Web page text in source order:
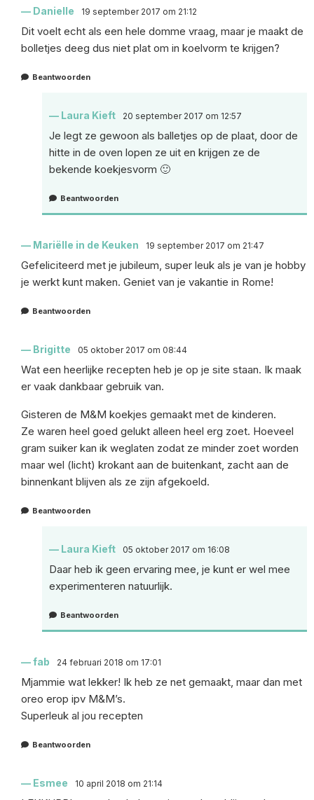
Danielle 19 september 2017 om 21:12
Dit voelt echt als een hele domme vraag, maar je maakt de
bolletjes deeg dus niet plat om in koelvorm te krijgen?
Beantwoorden
Laura Kieft 20 september 2017 om 12:57
Je legt ze gewoon als balletjes op de plaat, door de
hitte in de oven lopen ze uit en krijgen ze de
bekende koekjesvorm 🙂
Beantwoorden
Mariëlle in de Keuken 19 september 2017 om 21:47
Gefeliciteerd met je jubileum, super leuk als je van je hobby
je werkt kunt maken. Geniet van je vakantie in Rome!
Beantwoorden
Brigitte 05 oktober 2017 om 08:44
Wat een heerlijke recepten heb je op je site staan. Ik maak
er vaak dankbaar gebruik van.
Gisteren de M&M koekjes gemaakt met de kinderen.
Ze waren heel goed gelukt alleen heel erg zoet. Hoeveel
gram suiker kan ik weglaten zodat ze minder zoet worden
maar wel (licht) krokant aan de buitenkant, zacht aan de
binnenkant blijven als ze zijn afgekoeld.
Beantwoorden
Laura Kieft 05 oktober 2017 om 16:08
Daar heb ik geen ervaring mee, je kunt er wel mee
experimenteren natuurlijk.
Beantwoorden
fab 24 februari 2018 om 17:01
Mjammie wat lekker! Ik heb ze net gemaakt, maar dan met
oreo erop ipv M&M’s.
Superleuk al jou recepten
Beantwoorden
Esmee 10 april 2018 om 21:14